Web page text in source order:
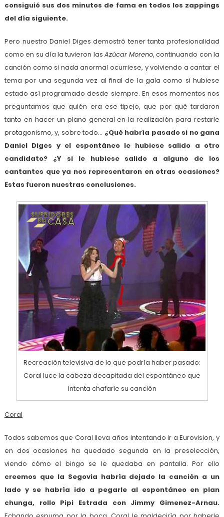
consiguió sus dos minutos de fama en todos los zappings
del día siguiente.
Pero nuestro Daniel Diges demostró tener tanta profesionalidad
como en su día la tuvieron las Azúcar Moreno, continuando con la
canción como si nada anormal ocurriese, y volviendo a cantar el
tema por una segunda vez al final de la gala como si hubiese
estado así programado desde siempre. En esos momentos nos
preguntamos que quién era ese tipejo, que por qué tardaron
tanto en hacer un plano general en la realización para restarle
protagonismo, y, sobre todo… ¿Qué habría pasado si no gana
Daniel Diges y el espontáneo le hubiese salido a otro
candidato? ¿Y si le hubiese salido a alguno de los
cantantes que ya nos representaron en otras ocasiones?
Estas fueron nuestras conclusiones.
Recreación televisiva de lo que podría haber pasado:
Coral luce la cabeza decapitada del espontáneo que
intenta chafarle su canción
Coral
Todos sabemos que Coral lleva años intentando ir a Eurovision, y
en dos ocasiones ha quedado segunda en la preselección,
viendo cómo el bingo se le quedaba en pantalla. Por ello
creemos que la Segovia habría dejado la canción a un
lado y se habría ido a pegarle al espontáneo en plan
chunga, rollo Pipi Estrada con Jimmy Gimenez-Arnau.